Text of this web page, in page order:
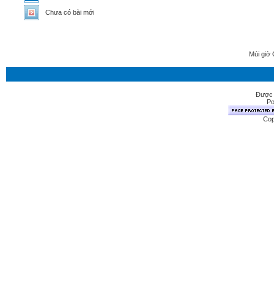
Chưa có bài mới
Múi giờ
Được